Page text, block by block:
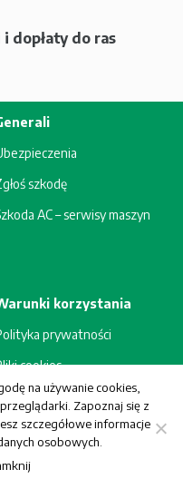
dopłaty do ras
szkodę
AC – serwisy maszyn
korzystania
prywatności
cookies
prawa zastrzeżone.
na używanie cookies,
Zapoznaj się z
szczegółowe informacje
osobowych.